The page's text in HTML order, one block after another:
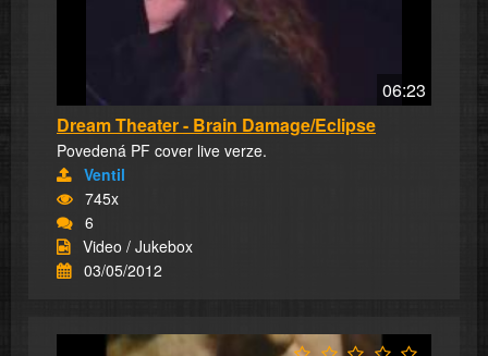
06:23
Dream Theater - Brain Damage/Eclipse
Povedená PF cover live verze.
Ventil
745x
6
Video / Jukebox
03/05/2012